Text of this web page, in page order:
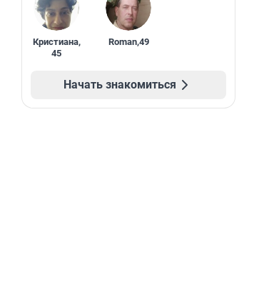
Кристиана,
45
Roman,49
Начать знакомиться